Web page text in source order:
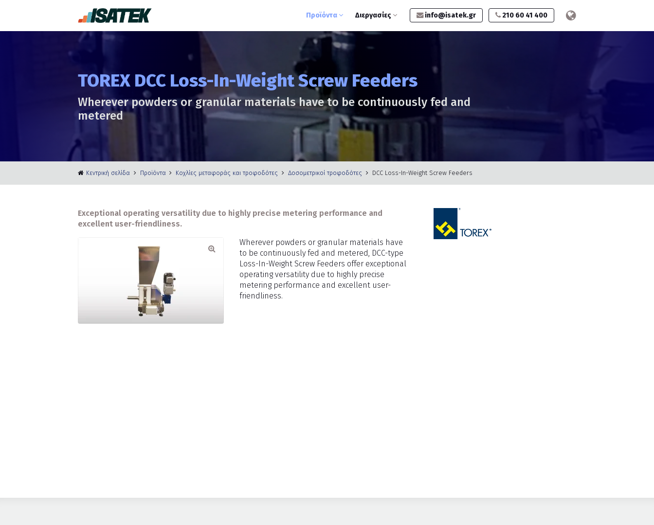
Προϊόντα Διεργασίες info@isatek.gr 210 60 41 400
TOREX DCC Loss-In-Weight Screw Feeders
Wherever powders or granular materials have to be continuously fed and
metered
Κεντρική σελίδα Προϊόντα Κοχλίες μεταφοράς και τροφοδότες Δοσομετρικοί τροφοδότες DCC Loss-In-Weight Screw Feeders
Exceptional operating versatility due to highly precise metering performance and
excellent user-friendliness.
Wherever powders or granular materials have
to be continuously fed and metered, DCC-type
Loss-In-Weight Screw Feeders offer exceptional
operating versatility due to highly precise
metering performance and excellent user-
friendliness.